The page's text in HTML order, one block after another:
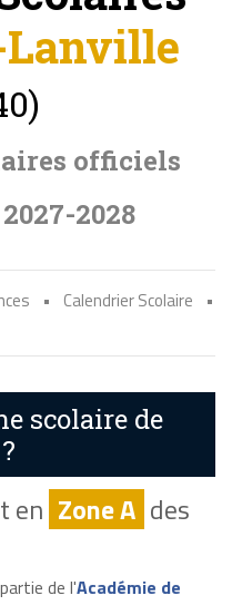
officiels
2028
• Calendrier Scolaire
•
scolaire de
en Zone A des
de l'Académie de